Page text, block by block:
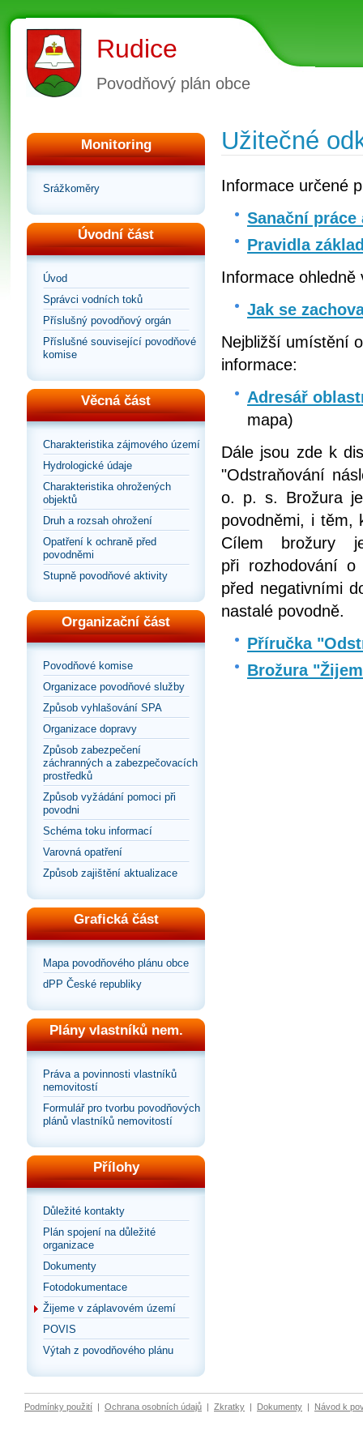
Rudice
Povodňový plán obce
Monitoring
Srážkoměry
Úvodní část
Úvod
Správci vodních toků
Příslušný povodňový orgán
Příslušné související povodňové
komise
Věcná část
Charakteristika zájmového území
Hydrologické údaje
Charakteristika ohrožených
objektů
Druh a rozsah ohrožení
Opatření k ochraně před
povodněmi
Stupně povodňové aktivity
Organizační část
Povodňové komise
Organizace povodňové služby
Způsob vyhlašování SPA
Organizace dopravy
Způsob zabezpečení
záchranných a zabezpečovacích
prostředků
Způsob vyžádání pomoci při
povodni
Schéma toku informací
Varovná opatření
Způsob zajištění aktualizace
Grafická část
Mapa povodňového plánu obce
dPP České republiky
Plány vlastníků nem.
Práva a povinnosti vlastníků
nemovitostí
Formulář pro tvorbu povodňových
plánů vlastníků nemovitostí
Přílohy
Důležité kontakty
Plán spojení na důležité
organizace
Dokumenty
Fotodokumentace
Žijeme v záplavovém území
POVIS
Výtah z povodňového plánu
Užitečné
Informace určené
Sanační
Pravidla
Informace ohledně
Jak se
Nejbližší umístění
informace:
Adresář
mapa)
Dále jsou zde k
"Odstraňování
o. p. s. Brožura
povodněmi, i těm,
Cílem brožury
při rozhodování
před negativními
nastalé povodně.
Příručka
Brožura
Podmínky použití | Ochrana osobních údajů | Zkratky | Dokumenty | Návod k